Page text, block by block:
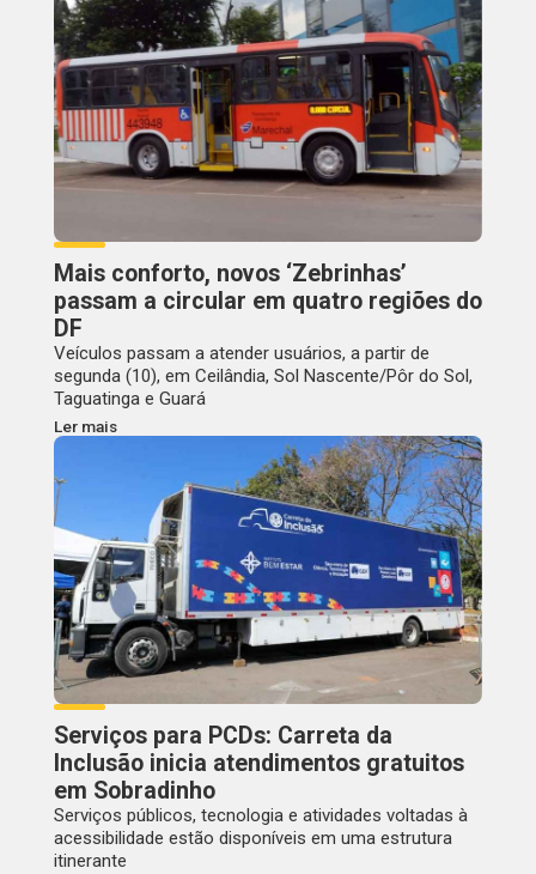
Mais conforto, novos ‘Zebrinhas’
passam a circular em quatro regiões do
DF
Veículos passam a atender usuários, a partir de
segunda (10), em Ceilândia, Sol Nascente/Pôr do Sol,
Taguatinga e Guará
Ler mais
Serviços para PCDs: Carreta da
Inclusão inicia atendimentos gratuitos
em Sobradinho
Serviços públicos, tecnologia e atividades voltadas à
acessibilidade estão disponíveis em uma estrutura
itinerante